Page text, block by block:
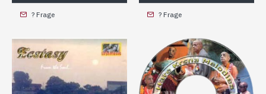
? Frage ? Frage